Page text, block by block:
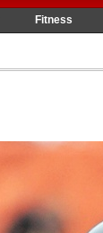
Fitness